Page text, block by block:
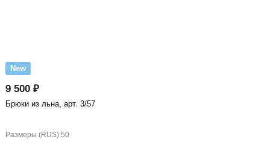
New
9 500 ₽
Брюки из льна, арт. 3/57
Размеры (RUS):50